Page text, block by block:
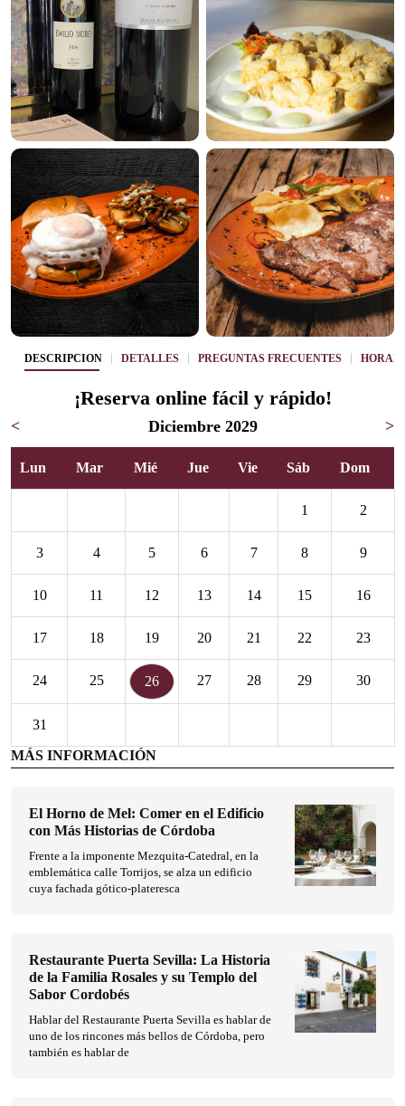
DESCRIPCIÓN DETALLES PREGUNTAS FRECUENTES
¡Reserva online fácil y rápido!
< Diciembre 2029 >
Lun Mar Mié Jue Vie Sáb Dom
1 2
3 4 5 6 7 8 9
10 11 12 13 14 15 16
17 18 19 20 21 22 23
24 25 26 27 28 29 30
31
MÁS INFORMACIÓN
El Horno de Mel: Comer en el Edificio
con Más Historias de Córdoba
Frente a la imponente Mezquita-Catedral, en la
emblemática calle Torrijos, se alza un edificio
cuya fachada gótico-plateresca
Restaurante Puerta Sevilla: La Historia
de la Familia Rosales y su Templo del
Sabor Cordobés
Hablar del Restaurante Puerta Sevilla es hablar de
uno de los rincones más bellos de Córdoba, pero
también es hablar de